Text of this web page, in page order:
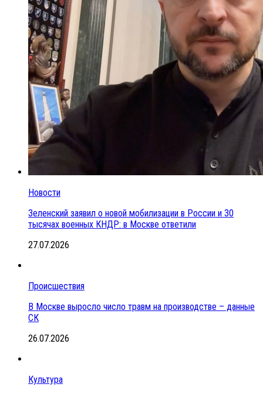
Новости
Зеленский заявил о новой мобилизации в России и 30
тысячах военных КНДР: в Москве ответили
27.07.2026
Происшествия
В Москве выросло число травм на производстве – данные
СК
26.07.2026
Культура